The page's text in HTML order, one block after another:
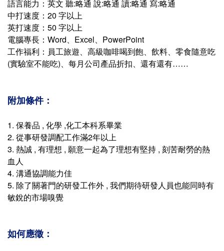
語言能力：英文 聽:略通 說:略通 讀:略通 寫:略通
中打速度：20 字以上
英打速度：50 字以上
電腦專長：Word、Excel、PowerPoint
工作福利：員工旅遊、高級咖啡喝到飽、飲料、零食隨意吃
(實驗室不能吃)、每月公司產品折扣、還有還有……
附加條件：
1. 保養品 , 化學 ,化工本科系畢業
2. 從事研發調配工作滿2年以上
3. 熱誠 , 有理想 , 願意一起為了理想有堅持 , 刻苦耐勞的熱
血人
4. 溝通協調能力佳
5. 除了關著門的研發工作外 , 我們期待研發人員也能同時有
敏銳的市場嗅覺
如何應徵：